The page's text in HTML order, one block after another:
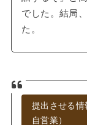
でした。結局
た。
提出させる情
自営業）